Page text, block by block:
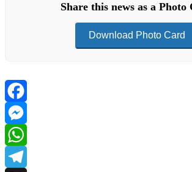
Share this news as a Photo
Download Photo Card
Facebook
Messenger
WhatsApp